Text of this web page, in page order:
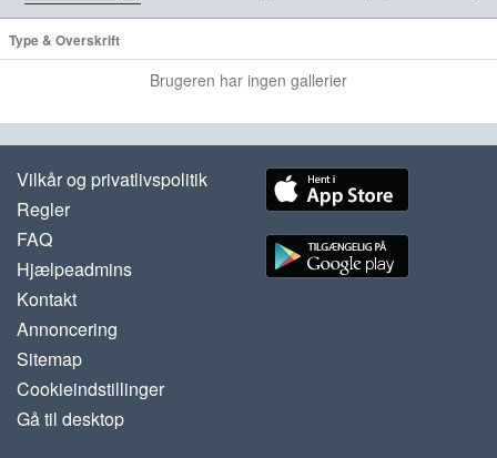
Type & Overskrift
Brugeren har ingen gallerier
Vilkår og privatlivspolitik
Regler
FAQ
Hjælpeadmins
Kontakt
Annoncering
Sitemap
Cookieindstillinger
Gå til desktop